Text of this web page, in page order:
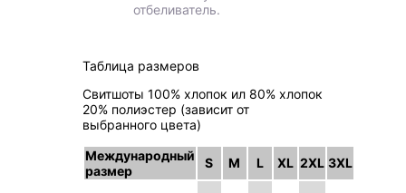
отбеливатель.
Таблица размеров
Свитшоты 100% хлопок ил 80% хлопок
20% полиэстер (зависит от
выбранного цвета)
Международный
размер
S M L XL 2XL 3XL